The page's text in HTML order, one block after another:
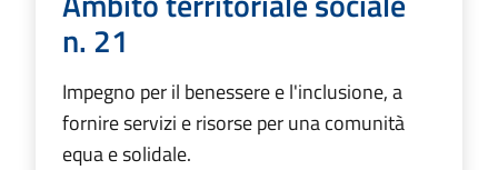
n. 21
Impegno per il benessere e l'inclusione, a
fornire servizi e risorse per una comunità
equa e solidale.